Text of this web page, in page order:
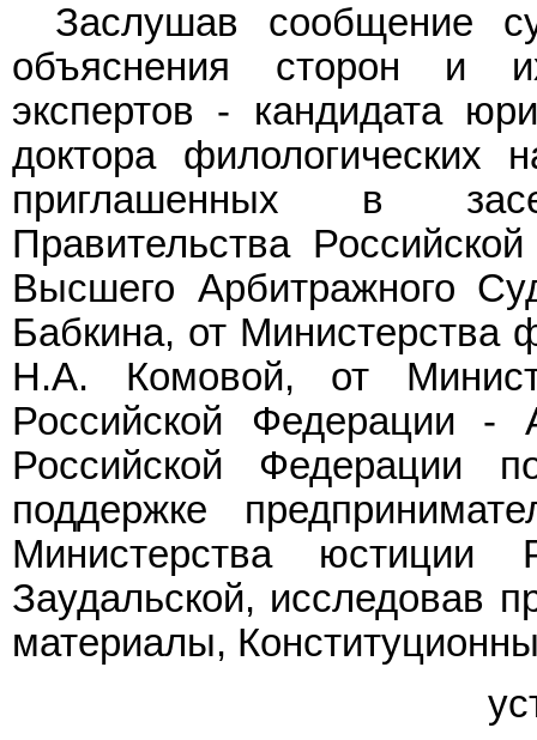
Заслушав сообщение
объяснения сторон и
экспертов - кандидата
доктора филологических
приглашенных в
Правительства
Высшего Арбитражного
Бабкина, от Министерства
Н.А. Комовой, от
Российской Федерации -
Российской Федерации
поддержке
Министерства
Заудальской, исследовав
материалы,